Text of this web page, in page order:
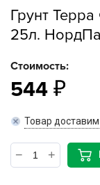
Грунт
25л.
Стоимость:
544
Товар доставим